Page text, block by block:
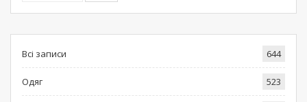
Всі записи 644
Одяг 523